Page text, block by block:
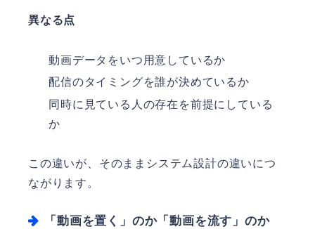
異なる点
動画データをいつ用意しているか
配信のタイミングを誰が決めているか
同時に見ている人の存在を前提にしている
か
この違いが、そのままシステム設計の違いにつ
ながります。
「動画を置く」のか「動画を流す」のか